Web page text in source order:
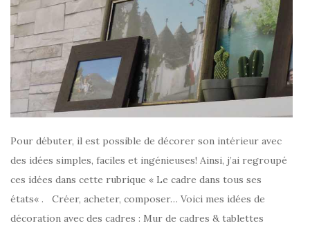
Pour débuter, il est possible de décorer son intérieur avec
des idées simples, faciles et ingénieuses! Ainsi, j’ai regroupé
ces idées dans cette rubrique « Le cadre dans tous ses
états« . Créer, acheter, composer… Voici mes idées de
décoration avec des cadres : Mur de cadres & tablettes